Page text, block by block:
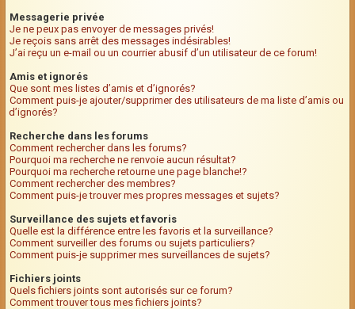
Messagerie privée
Je ne peux pas envoyer de messages privés!
Je reçois sans arrêt des messages indésirables!
J’ai reçu un e-mail ou un courrier abusif d’un utilisateur de ce forum!
Amis et ignorés
Que sont mes listes d’amis et d’ignorés?
Comment puis-je ajouter/supprimer des utilisateurs de ma liste d’amis ou
d’ignorés?
Recherche dans les forums
Comment rechercher dans les forums?
Pourquoi ma recherche ne renvoie aucun résultat?
Pourquoi ma recherche retourne une page blanche!?
Comment rechercher des membres?
Comment puis-je trouver mes propres messages et sujets?
Surveillance des sujets et favoris
Quelle est la différence entre les favoris et la surveillance?
Comment surveiller des forums ou sujets particuliers?
Comment puis-je supprimer mes surveillances de sujets?
Fichiers joints
Quels fichiers joints sont autorisés sur ce forum?
Comment trouver tous mes fichiers joints?